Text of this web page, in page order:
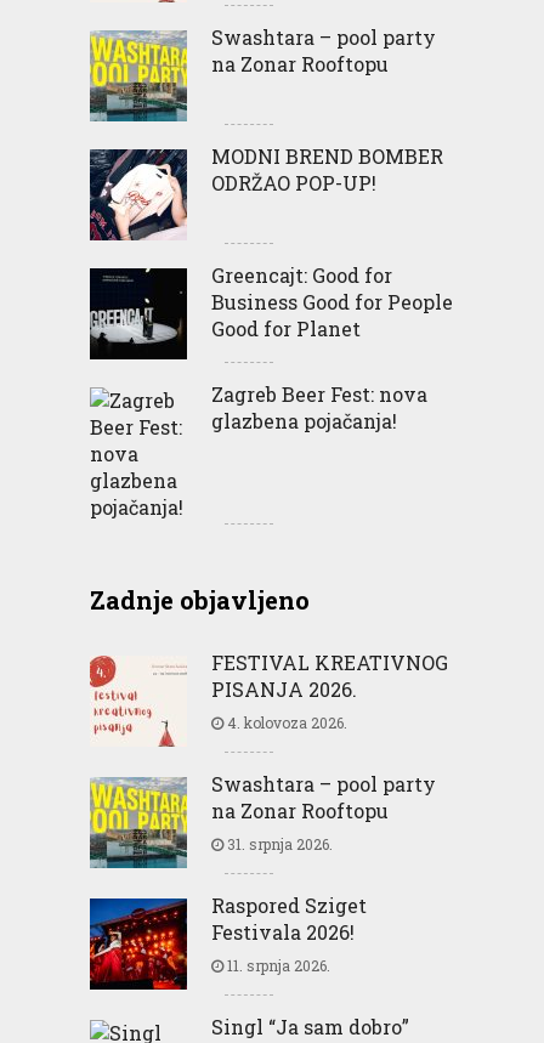
Swashtara – pool party
na Zonar Rooftopu
MODNI BREND BOMBER
ODRŽAO POP-UP!
Greencajt: Good for
Business Good for People
Good for Planet
Zagreb Beer Fest: nova
glazbena pojačanja!
Zadnje objavljeno
FESTIVAL KREATIVNOG
PISANJA 2026.
4. kolovoza 2026.
Swashtara – pool party
na Zonar Rooftopu
31. srpnja 2026.
Raspored Sziget
Festivala 2026!
11. srpnja 2026.
Singl “Ja sam dobro”